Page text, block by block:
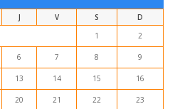
J V S
D
1
2
6 7 8 9
13 14 15 16
20 21 22 23